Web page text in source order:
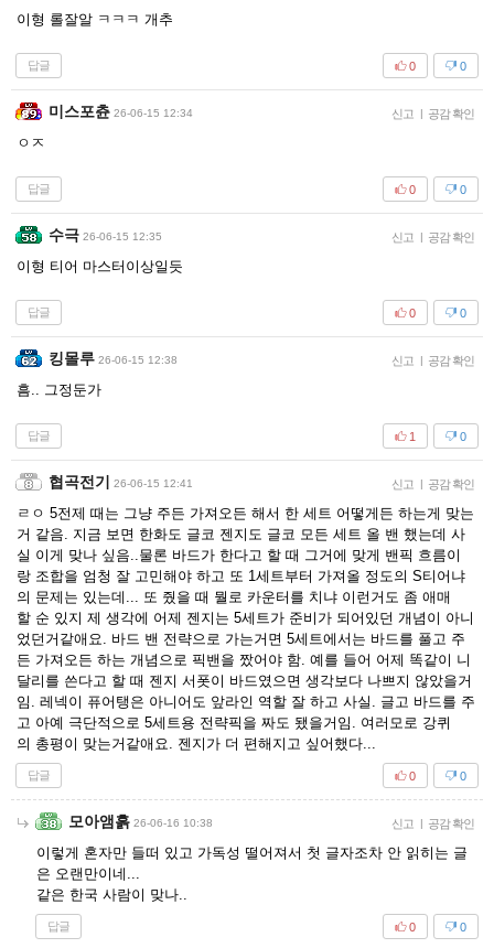
이형 롤잘알 ㅋㅋㅋ 개추
답글 0
0
미스포츈 26-06-15 12:34 신고 | 공감 확인
ㅇㅈ
답글 0
0
수극 26-06-15 12:35 신고 | 공감 확인
이형 티어 마스터이상일듯
답글 0
0
킹몰루 26-06-15 12:38 신고 | 공감 확인
흠.. 그정둔가
답글 0
1
협곡전기 26-06-15 12:41 신고 | 공감 확인
ㄹㅇ 5전제 때는 그냥 주든 가져오든 해서 한 세트 어떻게든 하는게 맞는
거 같음. 지금 보면 한화도 글코 젠지도 글코 모든 세트 올 밴 했는데 사
실 이게 맞나 싶음..물론 바드가 한다고 할 때 그거에 맞게 밴픽 흐름이
랑 조합을 엄청 잘 고민해야 하고 또 1세트부터 가져올 정도의 S티어냐
의 문제는 있는데... 또 줬을 때 뭘로 카운터를 치냐 이런거도 좀 애매
할 순 있지 제 생각에 어제 젠지는 5세트가 준비가 되어있던 개념이 아니
었던거같애요. 바드 밴 전략으로 가는거면 5세트에서는 바드를 풀고 주
든 가져오든 하는 개념으로 픽밴을 짰어야 함. 예를 들어 어제 똑같이 니
달리를 쓴다고 할 때 젠지 서폿이 바드였으면 생각보다 나쁘지 않았을거
임. 레넥이 퓨어탱은 아니어도 앞라인 역할 잘 하고 사실. 글고 바드를 주
고 아예 극단적으로 5세트용 전략픽을 짜도 됐을거임. 여러모로 강퀴
의 총평이 맞는거같애요. 젠지가 더 편해지고 싶어했다...
답글 0
0
모아앰흙 26-06-16 10:38 신고 | 공감 확인
이렇게 혼자만 들떠 있고 가독성 떨어져서 첫 글자조차 안 읽히는 글
은 오랜만이네...
같은 한국 사람이 맞나..
답글 0
0